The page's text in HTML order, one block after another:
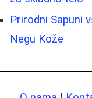
Prirodni Sapuni
Negu Kože